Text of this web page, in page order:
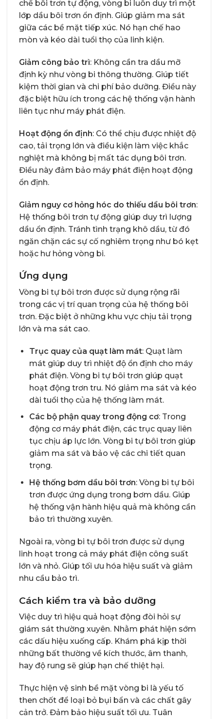
chế bôi trơn tự động, vòng bi luôn duy trì một
lớp dầu bôi trơn ổn định. Giúp giảm ma sát
giữa các bề mặt tiếp xúc. Nó hạn chế hao
mòn và kéo dài tuổi thọ của linh kiện.
Giảm công bảo trì: Không cần tra dầu mỡ
định kỳ như vòng bi thông thường. Giúp tiết
kiệm thời gian và chi phí bảo dưỡng. Điều này
đặc biệt hữu ích trong các hệ thống vận hành
liên tục như máy phát điện.
Hoạt động ổn định: Có thể chịu được nhiệt độ
cao, tải trọng lớn và điều kiện làm việc khắc
nghiệt mà không bị mất tác dụng bôi trơn.
Điều này đảm bảo máy phát điện hoạt động
ổn định.
Giảm nguy cơ hỏng hóc do thiếu dầu bôi trơn:
Hệ thống bôi trơn tự động giúp duy trì lượng
dầu ổn định. Tránh tình trạng khô dầu, từ đó
ngăn chặn các sự cố nghiêm trọng như bó kẹt
hoặc hư hỏng vòng bi.
Ứng dụng
Vòng bi tự bôi trơn được sử dụng rộng rãi
trong các vị trí quan trọng của hệ thống bôi
trơn. Đặc biệt ở những khu vực chịu tải trọng
lớn và ma sát cao.
Trục quay của quạt làm mát: Quạt làm
mát giúp duy trì nhiệt độ ổn định cho máy
phát điện. Vòng bi tự bôi trơn giúp quạt
hoạt động trơn tru. Nó giảm ma sát và kéo
dài tuổi thọ của hệ thống làm mát.
Các bộ phận quay trong động cơ: Trong
động cơ máy phát điện, các trục quay liên
tục chịu áp lực lớn. Vòng bi tự bôi trơn giúp
giảm ma sát và bảo vệ các chi tiết quan
trọng.
Hệ thống bơm dầu bôi trơn: Vòng bi tự bôi
trơn được ứng dụng trong bơm dầu. Giúp
hệ thống vận hành hiệu quả mà không cần
bảo trì thường xuyên.
Ngoài ra, vòng bi tự bôi trơn được sử dụng
linh hoạt trong cả máy phát điện công suất
lớn và nhỏ. Giúp tối ưu hóa hiệu suất và giảm
nhu cầu bảo trì.
Cách kiểm tra và bảo dưỡng
Việc duy trì hiệu quả hoạt động đòi hỏi sự
giám sát thường xuyên. Nhằm phát hiện sớm
các dấu hiệu xuống cấp. Khám phá kịp thời
những bất thường về kích thước, âm thanh,
hay độ rung sẽ giúp hạn chế thiệt hại.
Thực hiện vệ sinh bề mặt vòng bi là yếu tố
then chốt để loại bỏ bụi bẩn và các chất gây
cản trở. Đảm bảo hiệu suất tối ưu. Tuân